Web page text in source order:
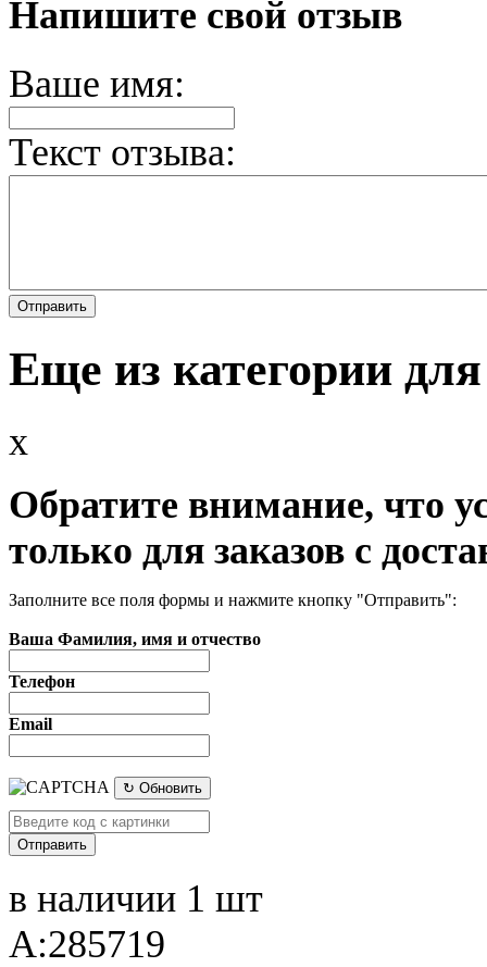
Напишите свой отзыв
Ваше имя:
Текст отзыва:
Еще из категории
x
Обратите внимание, что
только для заказов с
Заполните все поля формы и нажмите кнопку "Отправить":
Ваша Фамилия, имя и отчество
Телефон
Email
↻ Обновить
в наличии 1 шт
A:285719